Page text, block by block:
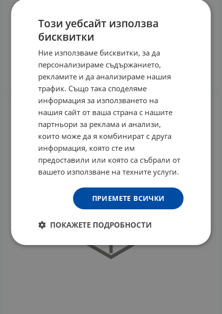
ВИНОЦЕТИ ЧЕРВЕН ВИНЕН ОЦЕТ 250 мл
2.30 € / 4.50 лв.
КУПИ
Този уебсайт използва
бисквитки
Ние използваме бисквитки, за да
персонализираме съдържанието,
рекламите и да анализираме нашия
трафик. Също така споделяме
информация за използването на
нашия сайт от ваша страна с нашите
партньори за реклама и анализи,
които може да я комбинират с друга
информация, която сте им
предоставили или която са събрали от
вашето използване на техните услуги.
ПРИЕМЕТЕ ВСИЧКИ
ПОКАЖЕТЕ ПОДРОБНОСТИ